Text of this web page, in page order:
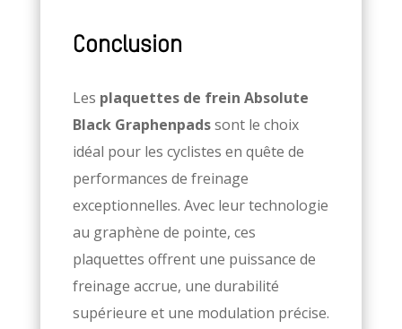
Conclusion
Les plaquettes de frein Absolute
Black Graphenpadssont le choix
idéal pour les cyclistes en quête de
performances de freinage
exceptionnelles. Avec leur technologie
au graphène de pointe, ces
plaquettes offrent une puissance de
freinage accrue, une durabilité
supérieure et une modulation précise.